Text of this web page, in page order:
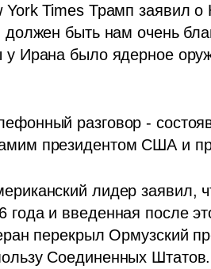
York Times Трамп заявил
должен быть нам очень
у Ирана было ядерное
разговор -
президентом США и
лидер заявил,
года и введенная после
перекрыл Ормузский
Соединенных Штатов.